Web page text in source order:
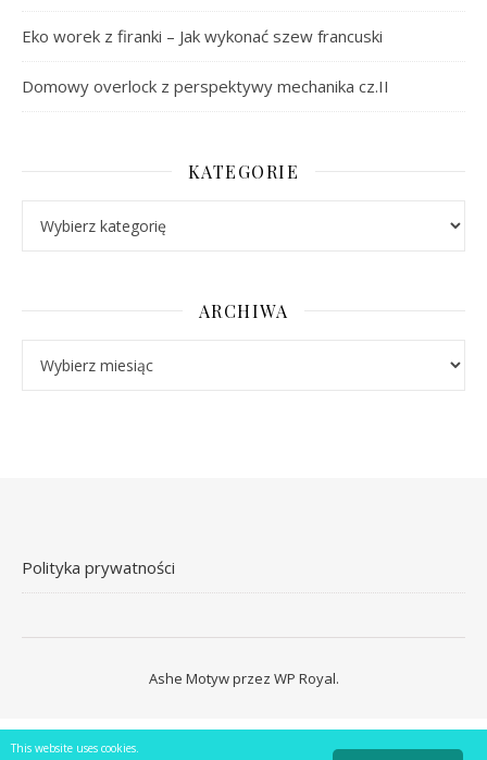
Eko worek z firanki – Jak wykonać szew francuski
Domowy overlock z perspektywy mechanika cz.II
KATEGORIE
ARCHIWA
Polityka prywatności
Ashe Motyw przez WP Royal.
This website uses cookies.